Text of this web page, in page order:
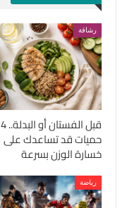
رشاقة
قبل الفستان أو البدلة.. 4
حميات قد تساعدك على
خسارة الوزن بسرعة
رياضة